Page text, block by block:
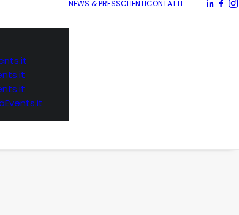
NEWS & PRESSCLIENTICONTATTI